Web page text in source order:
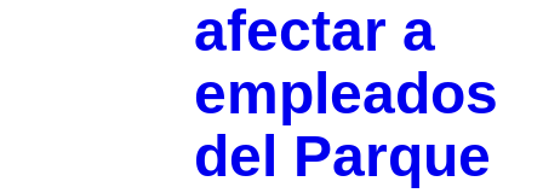
afectar a
empleados
del Parque